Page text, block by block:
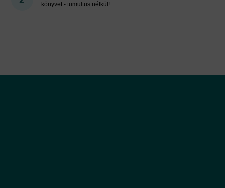
könyvet - tumultus nélkül!